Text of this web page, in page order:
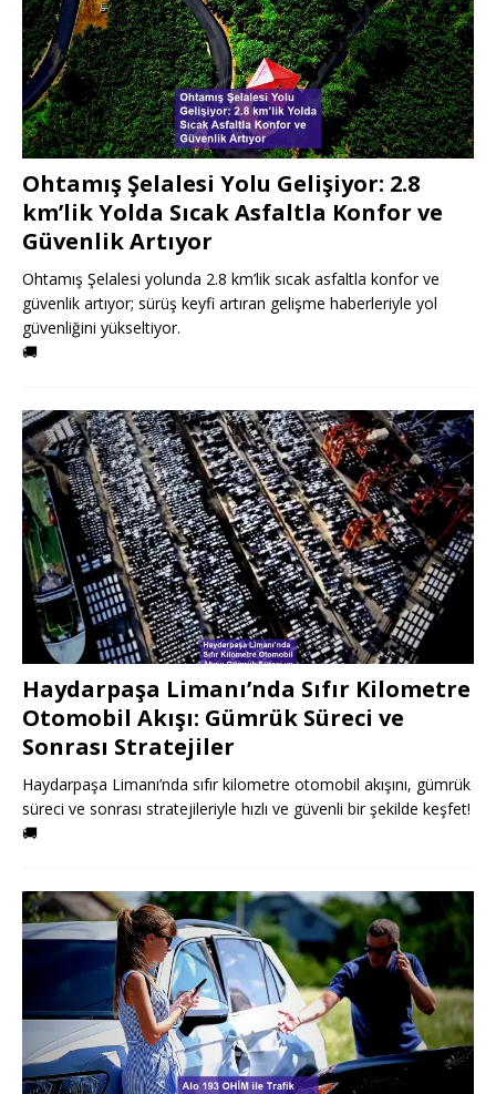
Ohtamış Şelalesi Yolu Gelişiyor: 2.8
km’lik Yolda Sıcak Asfaltla Konfor ve
Güvenlik Artıyor
Ohtamış Şelalesi yolunda 2.8 km’lik sıcak asfaltla konfor ve
güvenlik artıyor; sürüş keyfi artıran gelişme haberleriyle yol
güvenliğini yükseltiyor.
🚚
Haydarpaşa Limanı’nda Sıfır Kilometre
Otomobil Akışı: Gümrük Süreci ve
Sonrası Stratejiler
Haydarpaşa Limanı’nda sıfır kilometre otomobil akışını, gümrük
süreci ve sonrası stratejileriyle hızlı ve güvenli bir şekilde keşfet!
🚚